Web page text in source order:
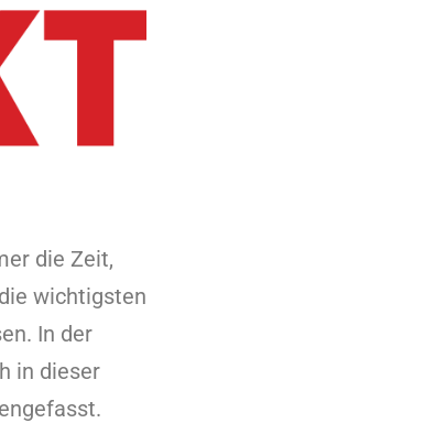
die Zeit,
wichtigsten
In der
in dieser